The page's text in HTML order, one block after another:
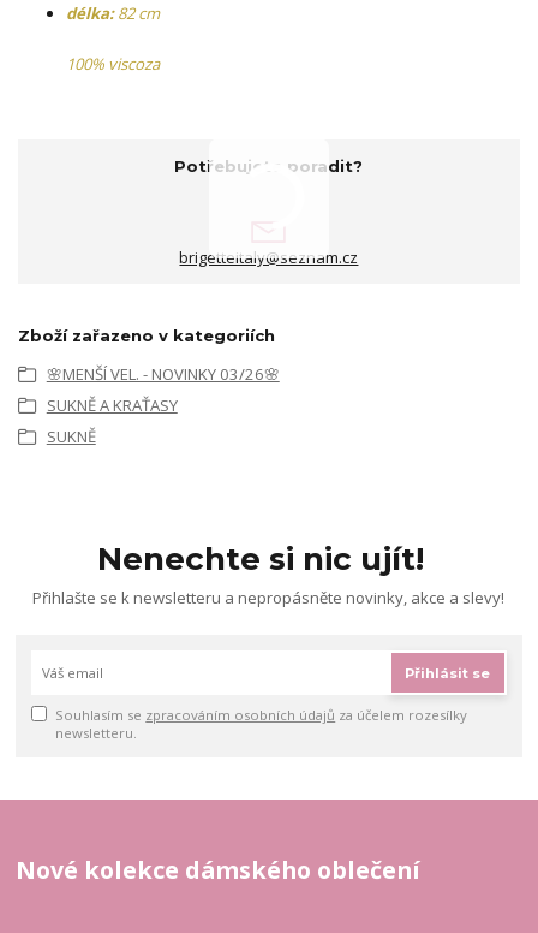
délka:82 cm
100% viscoza
Potřebujete poradit?
brigetteitaly@seznam.cz
Zboží zařazeno v kategoriích
🌸MENŠÍ VEL. - NOVINKY 03/26🌸
SUKNĚ A KRAŤASY
SUKNĚ
Nenechte si nic ujít!
Přihlašte se k newsletteru a nepropásněte novinky, akce a slevy!
Přihlásit se
Souhlasím se zpracováním osobních údajů za účelem rozesílky
newsletteru.
Nové kolekce dámského oblečení